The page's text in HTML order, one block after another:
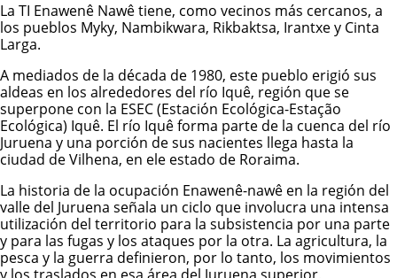
La TI Enawenê Nawêtiene, como vecinos más cercanos, a
los pueblos Myky, Nambikwara, Rikbaktsa, Irantxe y Cinta
Larga.
A mediados de la década de 1980, este pueblo erigió sus
aldeas en los alrededores del río Iquê, región que se
superpone con la ESEC (Estación Ecológica-Estação
Ecológica) Iquê. El río Iquê forma parte de la cuenca del río
Juruena y una porción de sus nacientes llega hasta la
ciudad de Vilhena, en ele estado de Roraima.
La historia de la ocupación Enawenê-nawê en la región del
valle del Juruena señala un ciclo que involucra una intensa
utilización del territorio para la subsistencia por una parte
y para las fugas y los ataques por la otra. La agricultura, la
pesca y la guerra definieron, por lo tanto, los movimientos